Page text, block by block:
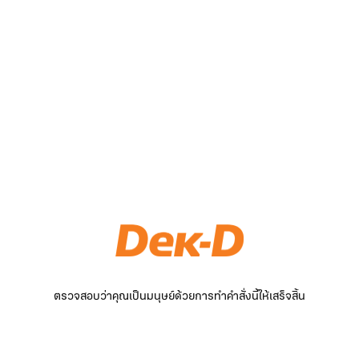
ตรวจสอบว่าคุณเป็นมนุษย์ด้วยการทำคำสั่งนี้ให้เสร็จสิ้น